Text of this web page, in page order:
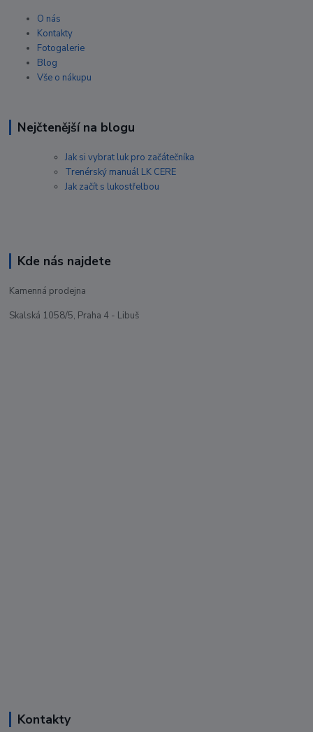
O nás
Kontakty
Fotogalerie
Blog
Vše o nákupu
Nejčtenější na blogu
Jak si vybrat luk pro začátečníka
Trenérský manuál LK CERE
Jak začít s lukostřelbou
Kde nás najdete
Kamenná prodejna
Skalská 1058/5, Praha 4 - Libuš
Kontakty